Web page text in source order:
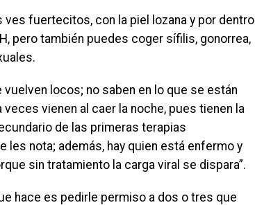
ves fuertecitos, con la piel lozana y por dentro
pero también puedes coger sífilis, gonorrea,
locos; no saben en lo que se están
vienen al caer la noche, pues tienen la
de las primeras terapias
nota; además, hay quien está enfermo y
sin tratamiento la carga viral se dispara”.
hace es pedirle permiso a dos o tres que